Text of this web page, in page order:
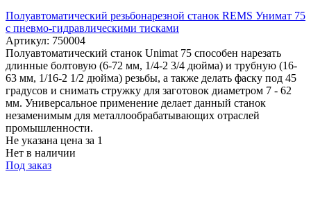
Полуавтоматический резьбонарезной станок REMS Унимат 75
с пневмо-гидравлическими тисками
Артикул: 750004
Полуавтоматический станок Unimat 75 способен нарезать
длинные болтовую (6-72 мм, 1/4-2 3/4 дюйма) и трубную (16-
63 мм, 1/16-2 1/2 дюйма) резьбы, а также делать фаску под 45
градусов и снимать стружку для заготовок диаметром 7 - 62
мм. Универсальное применение делает данный станок
незаменимым для металлообрабатывающих отраслей
промышленности.
Не указана цена за 1
Нет в наличии
Под заказ